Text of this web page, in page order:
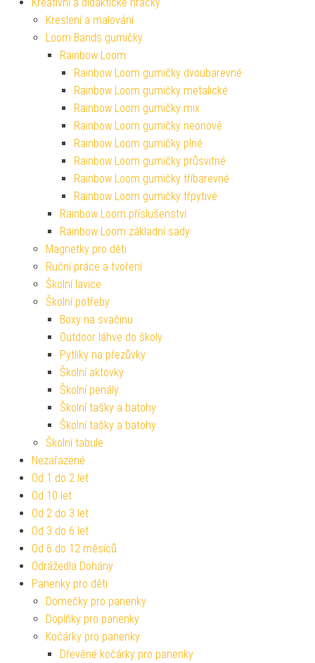
Kreslení a malování
Loom Bands gumičky
Rainbow Loom
Rainbow Loom gumičky dvoubarevné
Rainbow Loom gumičky metalické
Rainbow Loom gumičky mix
Rainbow Loom gumičky neonové
Rainbow Loom gumičky plné
Rainbow Loom gumičky průsvitné
Rainbow Loom gumičky tříbarevné
Rainbow Loom gumičky třpytivé
Rainbow Loom příslušenství
Rainbow Loom základní sady
Magnetky pro děti
Ruční práce a tvoření
Školní lavice
Školní potřeby
Boxy na svačinu
Outdoor láhve do školy
Pytlíky na přezůvky
Školní aktovky
Školní penály
Školní tašky a batohy
Školní tašky a batohy
Školní tabule
Nezařazené
Od 1 do 2 let
Od 10 let
Od 2 do 3 let
Od 3 do 6 let
Od 6 do 12 měsíců
Odrážedla Dohány
Panenky pro děti
Domečky pro panenky
Doplňky pro panenky
Kočárky pro panenky
Dřevěné kočárky pro panenky